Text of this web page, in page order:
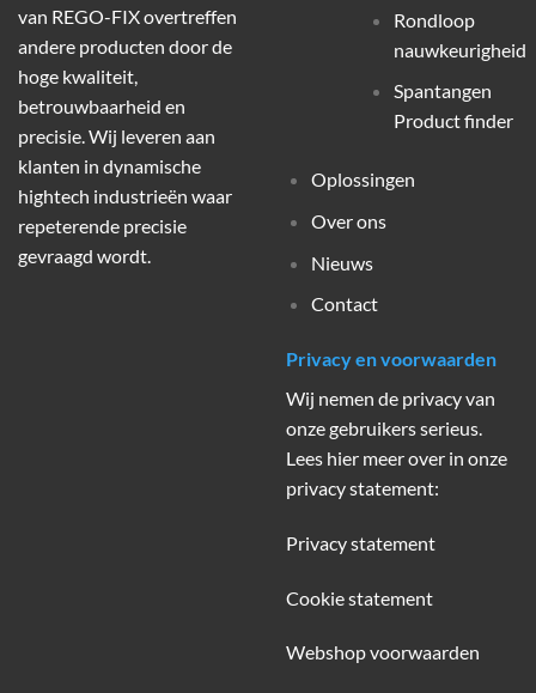
van REGO-FIX overtreffen
andere producten door de
hoge kwaliteit,
betrouwbaarheid en
precisie. Wij leveren aan
klanten in dynamische
hightech industrieën waar
repeterende precisie
gevraagd wordt.
Rondloop
nauwkeurigheid
Spantangen
Product finder
Oplossingen
Over ons
Nieuws
Contact
Privacy en voorwaarden
Wij nemen de privacy van
onze gebruikers serieus.
Lees hier meer over in onze
privacy statement:
Privacy statement
Cookie statement
Webshop voorwaarden